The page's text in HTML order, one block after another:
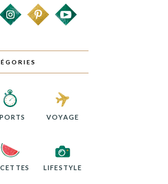
VOYAGE
LIFESTYLE